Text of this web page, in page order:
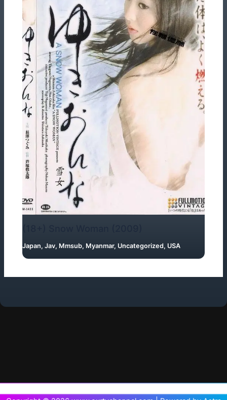
Japan,Jav, Mmsub, Myanmar, Uncategorized, USA